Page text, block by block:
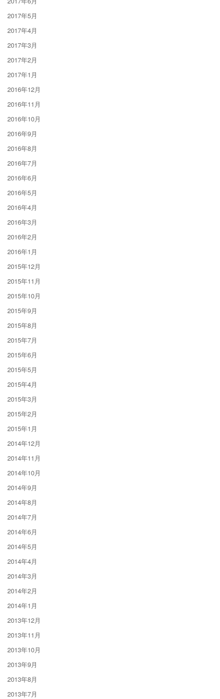
2017年5月
2017年4月
2017年3月
2017年2月
2017年1月
2016年12月
2016年11月
2016年10月
2016年9月
2016年8月
2016年7月
2016年6月
2016年5月
2016年4月
2016年3月
2016年2月
2016年1月
2015年12月
2015年11月
2015年10月
2015年9月
2015年8月
2015年7月
2015年6月
2015年5月
2015年4月
2015年3月
2015年2月
2015年1月
2014年12月
2014年11月
2014年10月
2014年9月
2014年8月
2014年7月
2014年6月
2014年5月
2014年4月
2014年3月
2014年2月
2014年1月
2013年12月
2013年11月
2013年10月
2013年9月
2013年8月
2013年7月